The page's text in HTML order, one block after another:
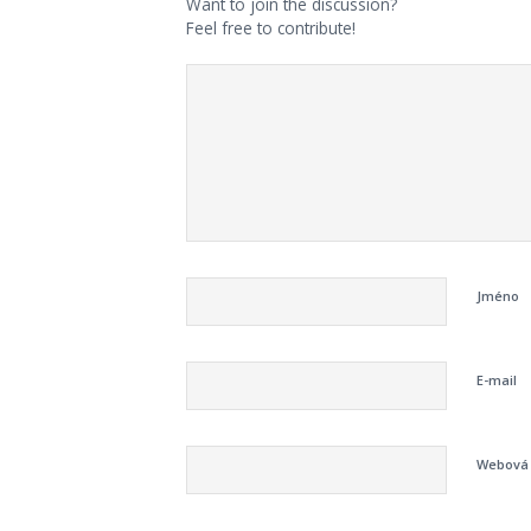
Feel free to contribute!
Jméno
E-mail